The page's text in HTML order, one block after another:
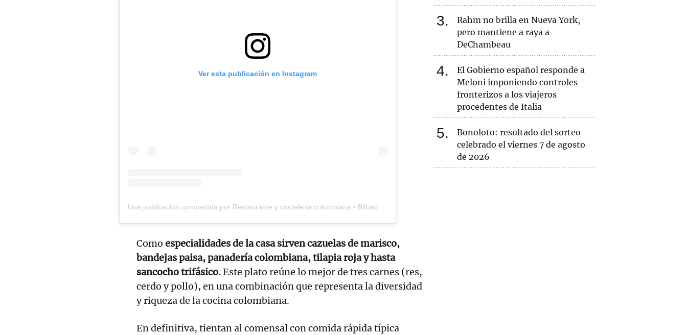
Ver esta publicación en Instagram
Una publicación compartida por Restaurante y coctelería colombiana • Bilbao (@mas57bilbao)
Como especialidades de la casa sirven cazuelas de marisco,
bandejas paisa, panadería colombiana, tilapia roja y hasta
sancocho trifásico.Este plato reúne lo mejor de tres carnes (res,
cerdo y pollo), en una combinación que representa la diversidad
y riqueza de la cocina colombiana.
En definitiva, tientan al comensal con comida rápida típica
3
Rahm no brilla en Nueva York,
pero mantiene a raya a
DeChambeau
4
El Gobierno español responde a
Meloni imponiendo controles
fronterizos a los viajeros
procedentes de Italia
5
Bonoloto: resultado del sorteo
celebrado el viernes 7 de agosto
de 2026